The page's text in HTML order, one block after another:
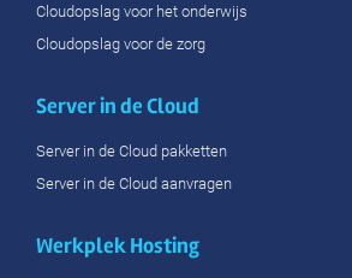
Cloudopslag voor het onderwijs
Cloudopslag voor de zorg
Server in de Cloud
Server in de Cloud pakketten
Server in de Cloud aanvragen
Werkplek Hosting